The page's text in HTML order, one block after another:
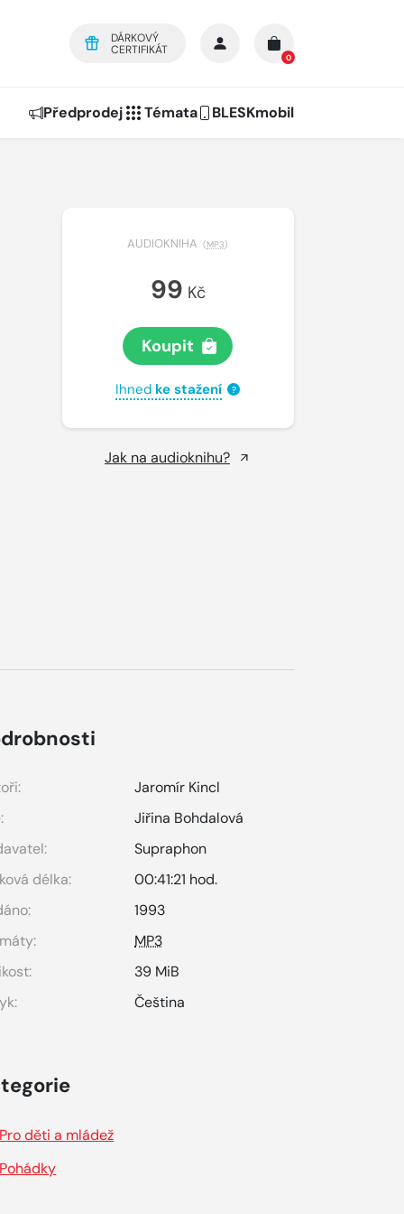
DÁRKOVÝ
CERTIFIKÁT
0
Předprodej Témata BLESKmobil
AUDIOKNIHA (MP3)
99 Kč
Koupit
Ihned ke stažení ?
Jak na audioknihu?
Jaromír Kincl
Jiřina Bohdalová
Supraphon
délka:
00:41:21 hod.
1993
MP3
39 MiB
Čeština
Pro děti a mládež
Pohádky